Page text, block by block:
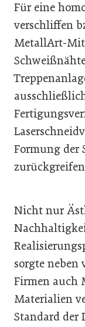
Für eine
verschliffen
MetallArt-
Formung der
Nicht nur
sorgte neben
Firmen auch
Materialien
Standard der